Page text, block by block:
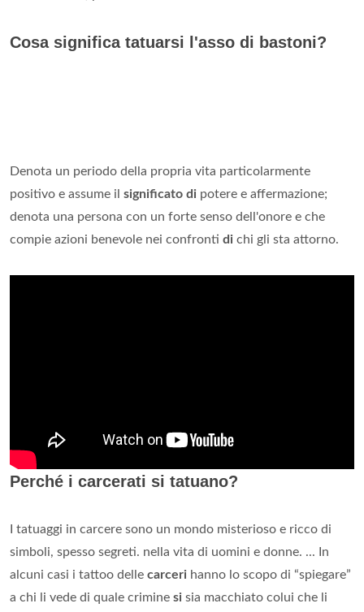
Cosa significa tatuarsi l'asso di bastoni?
Denota un periodo della propria vita particolarmente
positivo e assume il significato di potere e affermazione;
denota una persona con un forte senso dell'onore e che
compie azioni benevole nei confronti di chi gli sta attorno.
Perché i carcerati si tatuano?
I tatuaggi in carcere sono un mondo misterioso e ricco di
simboli, spesso segreti. nella vita di uomini e donne. ... In
alcuni casi i tattoo delle carceri hanno lo scopo di “spiegare”
a chi li vede di quale crimine si sia macchiato colui che li